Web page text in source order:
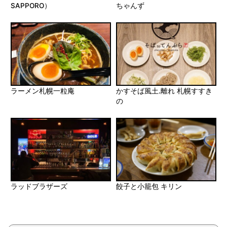
SAPPORO）
ちゃんず
ラーメン札幌一粒庵
かすそば風土.離れ 札幌すすき
の
ラッドブラザーズ 餃子と小籠包 キリン